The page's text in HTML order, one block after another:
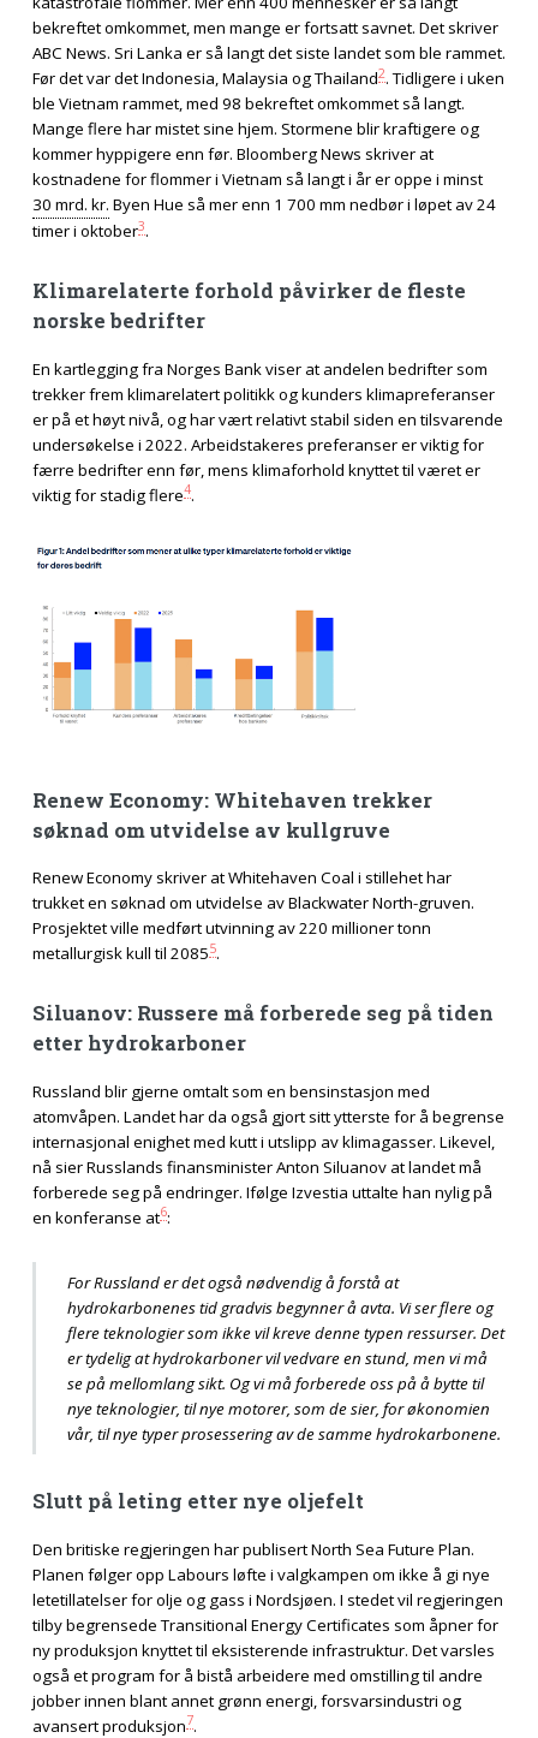
bekreftet omkommet, men mange er fortsatt savnet. Det skriver
ABC News. Sri Lanka er så langt det siste landet som ble rammet.
Før det var det Indonesia, Malaysia og Thailand2. Tidligere i uken
ble Vietnam rammet, med 98 bekreftet omkommet så langt.
Mange flere har mistet sine hjem. Stormene blir kraftigere og
kommer hyppigere enn før. Bloomberg News skriver at
kostnadene for flommer i Vietnam så langt i år er oppe i minst
30 mrd. kr. Byen Hue så mer enn 1 700 mm nedbør i løpet av 24
timer i oktober3.
Klimarelaterte forhold påvirker de fleste
norske bedrifter
En kartlegging fra Norges Bank viser at andelen bedrifter som
trekker frem klimarelatert politikk og kunders klimapreferanser
er på et høyt nivå, og har vært relativt stabil siden en tilsvarende
undersøkelse i 2022. Arbeidstakeres preferanser er viktig for
færre bedrifter enn før, mens klimaforhold knyttet til været er
viktig for stadig flere4.
Renew Economy: Whitehaven trekker
søknad om utvidelse av kullgruve
Renew Economy skriver at Whitehaven Coal i stillehet har
trukket en søknad om utvidelse av Blackwater North-gruven.
Prosjektet ville medført utvinning av 220 millioner tonn
metallurgisk kull til 20855.
Siluanov: Russere må forberede seg på tiden
etter hydrokarboner
Russland blir gjerne omtalt som en bensinstasjon med
atomvåpen. Landet har da også gjort sitt ytterste for å begrense
internasjonal enighet med kutt i utslipp av klimagasser. Likevel,
nå sier Russlands finansminister Anton Siluanov at landet må
forberede seg på endringer. Ifølge Izvestia uttalte han nylig på
en konferanse at6:
For Russland er det også nødvendig å forstå at
hydrokarbonenes tid gradvis begynner å avta. Vi ser flere og
flere teknologier som ikke vil kreve denne typen ressurser. Det
er tydelig at hydrokarboner vil vedvare en stund, men vi må
se på mellomlang sikt. Og vi må forberede oss på å bytte til
nye teknologier, til nye motorer, som de sier, for økonomien
vår, til nye typer prosessering av de samme hydrokarbonene.
Slutt på leting etter nye oljefelt
Den britiske regjeringen har publisert North Sea Future Plan.
Planen følger opp Labours løfte i valgkampen om ikke å gi nye
letetillatelser for olje og gass i Nordsjøen. I stedet vil regjeringen
tilby begrensede Transitional Energy Certificates som åpner for
ny produksjon knyttet til eksisterende infrastruktur. Det varsles
også et program for å bistå arbeidere med omstilling til andre
jobber innen blant annet grønn energi, forsvarsindustri og
avansert produksjon7.